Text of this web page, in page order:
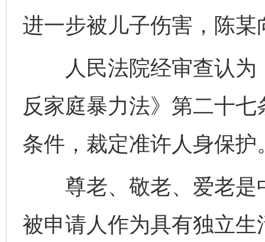
进一步被儿子伤害，陈
人民法院经审查认为
反家庭暴力法》第二十
条件，裁定准许人身保护
尊老、敬老、爱老是
被申请人作为具有独立